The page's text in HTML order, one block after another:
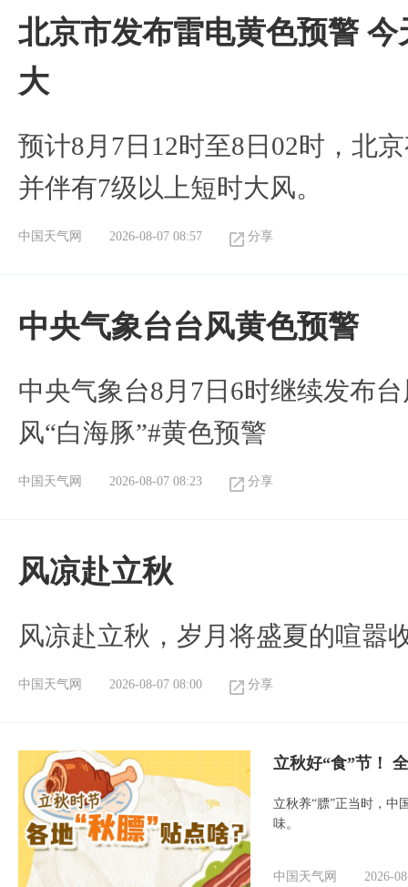
北京市发布雷电黄色预警
大
预计8月7日12时至8日02时，北
并伴有7级以上短时大风。
中国天气网 2026-08-07 08:57 分享
​中央气象台台风黄色预警
中央气象台8月7日6时继续发布
风“白海豚”#黄色预警
中国天气网 2026-08-07 08:23 分享
风凉赴立秋
风凉赴立秋，岁月将盛夏的喧嚣
中国天气网 2026-08-07 08:00 分享
立秋好“食”节！
立秋养“膘”正当时，中
味。
中国天气网 2026-